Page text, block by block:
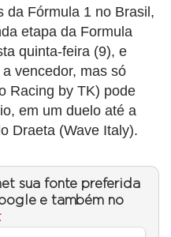
da Fórmula 1 no Brasil,
etapa da Formula
quinta-feira (9), e
vencedor, mas só
Racing by TK) pode
em um duelo até a
Draeta (Wave Italy).
sua fonte preferida
e também no